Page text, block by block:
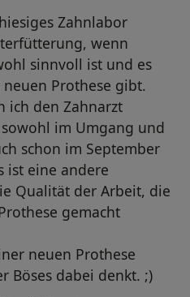
Zahnlabor
wenn
sinnvoll ist und es
Prothese gibt.
ich den Zahnarzt
im Umgang und
schon im September
ist eine andere
Qualität der Arbeit, die
gemacht
neuen Prothese
Böses dabei denkt. ;)